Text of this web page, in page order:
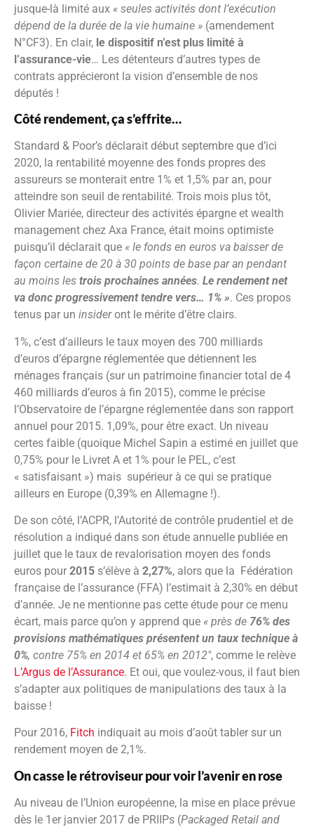
jusque-là limité aux « seules activités dont l’exécution
dépend de la durée de la vie humaine » (amendement
N°CF3). En clair, le dispositif n’est plus limité à
l’assurance-vie… Les détenteurs d’autres types de
contrats apprécieront la vision d’ensemble de nos
députés !
Côté rendement, ça s’effrite…
Standard & Poor’s déclarait début septembre que d’ici
2020, la rentabilité moyenne des fonds propres des
assureurs se monterait entre 1% et 1,5% par an, pour
atteindre son seuil de rentabilité. Trois mois plus tôt,
Olivier Mariée, directeur des activités épargne et wealth
management chez Axa France, était moins optimiste
puisqu’il déclarait que « le fonds en euros va baisser de
façon certaine de 20 à 30 points de base par an pendant
au moins les trois prochaines années. Le rendement net
va donc progressivement tendre vers… 1% ». Ces propos
tenus par un insideront le mérite d’être clairs.
1%, c’est d’ailleurs le taux moyen des 700 milliards
d’euros d’épargne réglementée que détiennent les
ménages français (sur un patrimoine financier total de 4
460 milliards d’euros à fin 2015), comme le précise
l’Observatoire de l’épargne réglementée dans son rapport
annuel pour 2015. 1,09%, pour être exact. Un niveau
certes faible (quoique Michel Sapin a estimé en juillet que
0,75% pour le Livret A et 1% pour le PEL, c’est
« satisfaisant ») mais supérieur à ce qui se pratique
ailleurs en Europe (0,39% en Allemagne !).
De son côté, l’ACPR, l’Autorité de contrôle prudentiel et de
résolution a indiqué dans son étude annuelle publiée en
juillet que le taux de revalorisation moyen des fonds
euros pour 2015 s’élève à 2,27%, alors que la Fédération
française de l’assurance (FFA) l’estimait à 2,30% en début
d’année. Je ne mentionne pas cette étude pour ce menu
écart, mais parce qu’on y apprend que « près de 76% des
provisions mathématiques présentent un taux technique à
0%, contre 75% en 2014 et 65% en 2012″, comme le relève
L’Argus de l’Assurance. Et oui, que voulez-vous, il faut bien
s’adapter aux politiques de manipulations des taux à la
baisse !
Pour 2016, Fitch indiquait au mois d’août tabler sur un
rendement moyen de 2,1%.
On casse le rétroviseur pour voir l’avenir en rose
Au niveau de l’Union européenne, la mise en place prévue
dès le 1er janvier 2017 de PRIIPs (Packaged Retail and